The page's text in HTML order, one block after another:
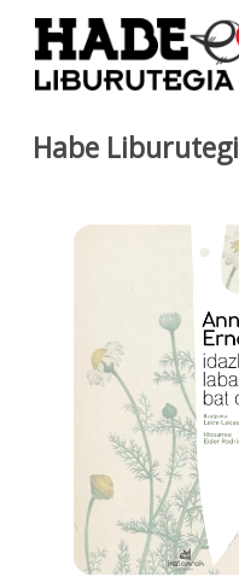
Saltar al contenido
Habe
Ficha de